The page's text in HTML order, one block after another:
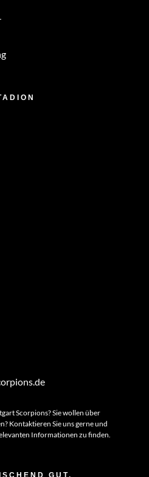
Scorpions? Sie wollen über
Kontaktieren Sie uns gerne und
Informationen zu finden.
GUT.